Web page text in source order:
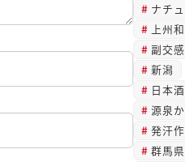
ナチ
上州
副交
新潟
日本酒
源泉
発汗
群馬県